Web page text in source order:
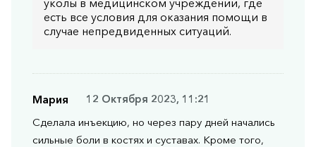
есть все условия для оказания помощи в
случае непредвиденных ситуаций.
Мария
12 Октября 2023, 11:21
Сделала инъекцию, но через пару дней начались
сильные боли в костях и суставах. Кроме того,